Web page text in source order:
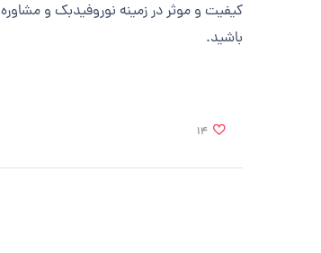
کیفیت و موثر در زمینه نوروفیدبک و
باشید.
14